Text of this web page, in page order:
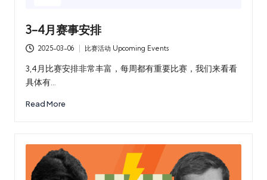
3-4月赛事安排
2025-03-06
Posted
in
比赛活动 Upcoming Events
3,4月比赛安排非常丰富，每周都有重要比赛，我们来看看
具体有…
Read More